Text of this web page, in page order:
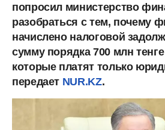
попросил министерство
разобраться с тем, почему
начислено налоговой
сумму порядка 700 млн
которые платят только
передает NUR.KZ.